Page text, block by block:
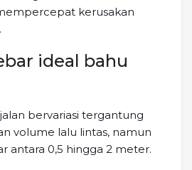
kerusakan
ideal bahu
bervariasi tergantung
volume lalu lintas, namun
antara 0,5 hingga 2 meter.